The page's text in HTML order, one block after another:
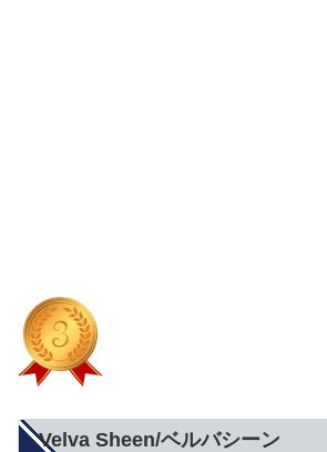
Velva Sheen/ベルバシーン